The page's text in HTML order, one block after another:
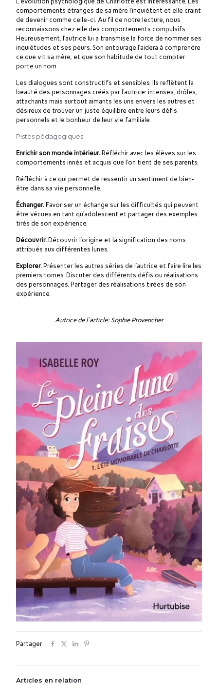
comportements étranges de sa mère l’inquiètent et elle craint
de devenir comme celle-ci. Au fil de notre lecture, nous
reconnaissons chez elle des comportements compulsifs.
Heureusement, l’autrice lui a transmise la force de nommer ses
inquiétudes et ses peurs. Son entourage l’aidera à comprendre
ce que vit sa mère, et que son habitude de tout compter
porte un nom.
Les dialogues sont constructifs et sensibles. Ils reflètent la
beauté des personnages créés par l’autrice: intenses, drôles,
attachants mais surtout aimants les uns envers les autres et
désireux de trouver un juste équilibre entre leurs défis
personnels et le bonheur de leur vie familiale.
Pistes pédagogiques
Enrichir son monde intérieur. Réfléchir avec les élèves sur les
comportements innés et acquis que l’on tient de ses parents.
Réfléchir à ce qui permet de ressentir un sentiment de bien-
être dans sa vie personnelle.
Échanger. Favoriser un échange sur les difficultés qui peuvent
être vécues en tant qu’adolescent et partager des exemples
tirés de son expérience.
Découvrir. Découvrir l’origine et la signification des noms
attribués aux différentes lunes.
Explorer. Présenter les autres séries de l’autrice et faire lire les
premiers tomes. Discuter des différents défis ou réalisations
des personnages. Partager des réalisations tirées de son
expérience.
Autrice de l'article: Sophie Provencher
Partager
Articles en relation